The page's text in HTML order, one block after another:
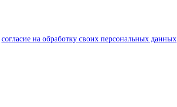
согласие на обработку своих персональных данных